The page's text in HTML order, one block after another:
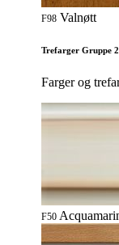
F98 Valnøtt
Trefarger Gruppe 2
Farger og
F50